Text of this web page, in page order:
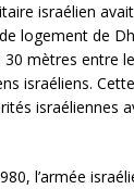
israélien
logement de
mètres entre
israéliens.
israéliennes
l’armée